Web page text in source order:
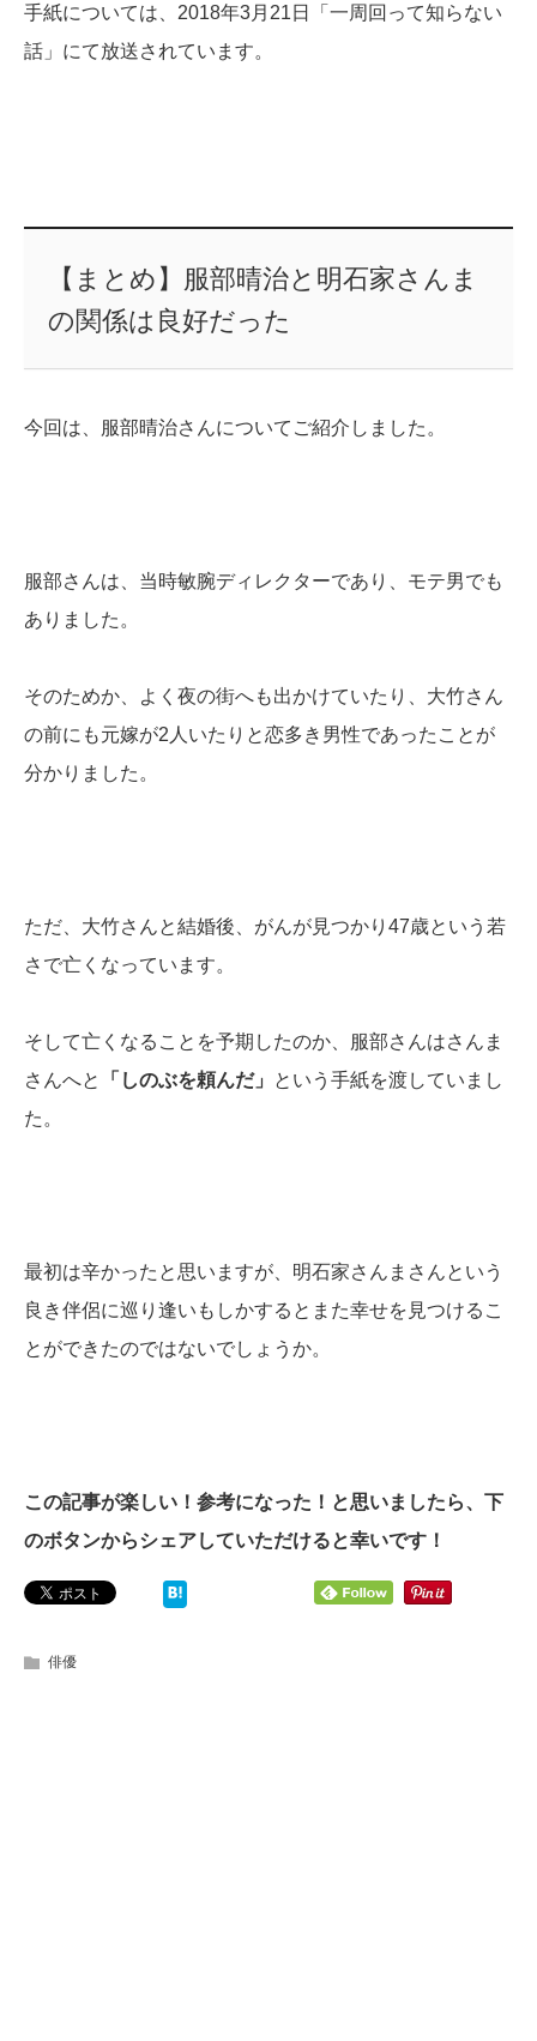
手紙については、2018年3月21日「一周回って知らない
話」にて放送されています。
【まとめ】服部晴治と明石家さんま
の関係は良好だった
今回は、服部晴治さんについてご紹介しました。
服部さんは、当時敏腕ディレクターであり、モテ男でも
ありました。
そのためか、よく夜の街へも出かけていたり、大竹さん
の前にも元嫁が2人いたりと恋多き男性であったことが
分かりました。
ただ、大竹さんと結婚後、がんが見つかり47歳という若
さで亡くなっています。
そして亡くなることを予期したのか、服部さんはさんま
さんへと
「しのぶを頼んだ」
という手紙を渡していまし
た。
最初は辛かったと思いますが、明石家さんまさんという
良き伴侶に巡り逢いもしかするとまた幸せを見つけるこ
とができたのではないでしょうか。
この記事が楽しい！参考になった！と思いましたら、下
のボタンからシェアしていただけると幸いです！
俳優